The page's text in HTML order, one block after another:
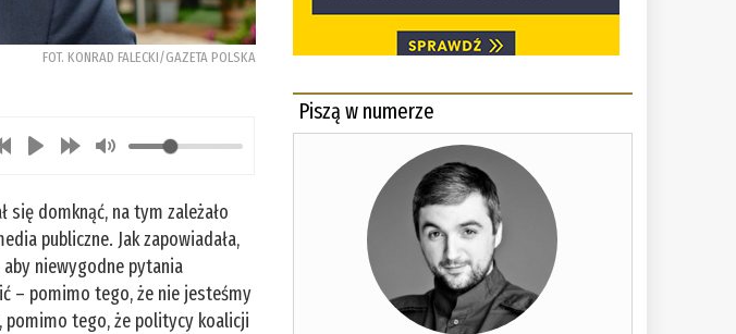
FOT. KONRAD FALECKI/GAZETA POLSKA
się domknąć, na tym zależało
publiczne. Jak zapowiadała,
niewygodne pytania
– pomimo tego, że nie jesteśmy
pomimo tego, że politycy koalicji
Piszą w numerze